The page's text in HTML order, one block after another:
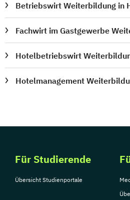
Betriebswirt Weiterbildung in
Fachwirt im Gastgewerbe
Hotelbetriebswirt
Hotelmanagement
Für Studierende
Übersicht Studienportale